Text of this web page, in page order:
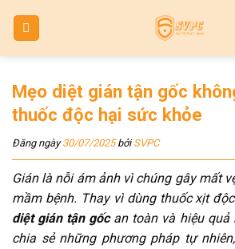
Mẹo diệt gián tận gốc
thuốc độc hại sức khỏe
Đăng ngày30/07/2025bởiSVPC
Gián là nỗi ám ảnh vì chúng gây mất
mầm bệnh. Thay vì dùng thuốc xịt
diệt gián tận gốcan toàn và hiệu quả
chia sẻ những phương pháp tự